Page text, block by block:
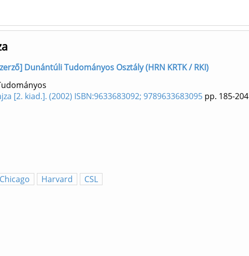
Dunántúli Tudományos Osztály (HRN KRTK / RKI)
[2. kiad.]. (2002) ISBN:9633683092; 9789633683095 pp. 185-204
Chicago Harvard CSL